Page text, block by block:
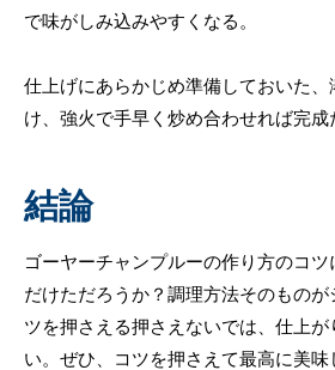
で味がしみ込みやすくなる。
仕上げにあらかじめ準備しておいた
け、強火で手早く炒め合わせれば完成
結論
ゴーヤーチャンプルーの作り方のコ
だけただろうか？調理方法そのもの
ツを押さえる押さえないでは、仕上
い。ぜひ、コツを押さえて最高に美